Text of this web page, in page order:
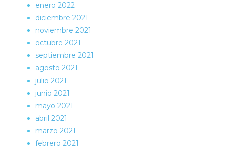
enero 2022
diciembre 2021
noviembre 2021
octubre 2021
septiembre 2021
agosto 2021
julio 2021
junio 2021
mayo 2021
abril 2021
marzo 2021
febrero 2021